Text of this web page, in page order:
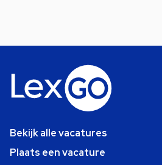
Bekijk alle vacatures
Plaats een vacature